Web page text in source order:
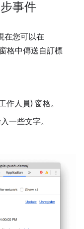
事件
在您可以在
窗格中傳送自訂標
作人員) 窗格。
一些文字。